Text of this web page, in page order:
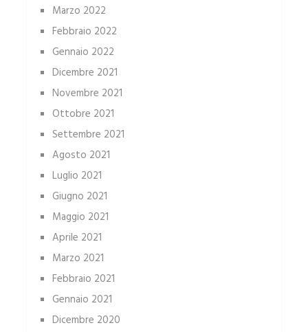
Marzo 2022
Febbraio 2022
Gennaio 2022
Dicembre 2021
Novembre 2021
Ottobre 2021
Settembre 2021
Agosto 2021
Luglio 2021
Giugno 2021
Maggio 2021
Aprile 2021
Marzo 2021
Febbraio 2021
Gennaio 2021
Dicembre 2020